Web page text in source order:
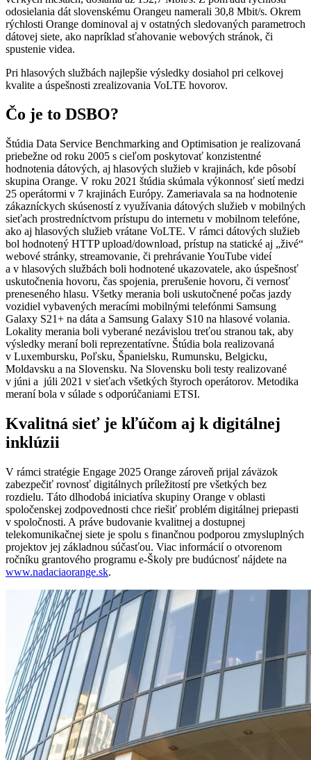
odosielania dát slovenskému Orangeu namerali 30,8 Mbit/s. Okrem
rýchlosti Orange dominoval aj v ostatných sledovaných parametroch
dátovej siete, ako napríklad sťahovanie webových stránok, či
spustenie videa.
Pri hlasových službách najlepšie výsledky dosiahol pri celkovej
kvalite a úspešnosti zrealizovania VoLTE hovorov.
Čo je to DSBO?
Štúdia Data Service Benchmarking and Optimisation je realizovaná
priebežne od roku 2005 s cieľom poskytovať konzistentné
hodnotenia dátových, aj hlasových služieb v krajinách, kde pôsobí
skupina Orange. V roku 2021 štúdia skúmala výkonnosť sietí medzi
25 operátormi v 7 krajinách Európy. Zameriavala sa na hodnotenie
zákazníckych skúseností z využívania dátových služieb v mobilných
sieťach prostredníctvom prístupu do internetu v mobilnom telefóne,
ako aj hlasových služieb vrátane VoLTE. V rámci dátových služieb
bol hodnotený HTTP upload/download, prístup na statické aj „živé“
webové stránky, streamovanie, či prehrávanie YouTube videí
a v hlasových službách boli hodnotené ukazovatele, ako úspešnosť
uskutočnenia hovoru, čas spojenia, prerušenie hovoru, či vernosť
preneseného hlasu. Všetky merania boli uskutočnené počas jazdy
vozidiel vybavených meracími mobilnými telefónmi Samsung
Galaxy S21+ na dáta a Samsung Galaxy S10 na hlasové volania.
Lokality merania boli vyberané nezávislou treťou stranou tak, aby
výsledky meraní boli reprezentatívne. Štúdia bola realizovaná
v Luxembursku, Poľsku, Španielsku, Rumunsku, Belgicku,
Moldavsku a na Slovensku. Na Slovensku boli testy realizované
v júni a júli 2021 v sieťach všetkých štyroch operátorov. Metodika
meraní bola v súlade s odporúčaniami ETSI.
Kvalitná sieť je kľúčom aj k digitálnej
inklúzii
V rámci stratégie Engage 2025 Orange zároveň prijal záväzok
zabezpečiť rovnosť digitálnych príležitostí pre všetkých bez
rozdielu. Táto dlhodobá iniciatíva skupiny Orange v oblasti
spoločenskej zodpovednosti chce riešiť problém digitálnej priepasti
v spoločnosti. A práve budovanie kvalitnej a dostupnej
telekomunikačnej siete je spolu s finančnou podporou zmysluplných
projektov jej základnou súčasťou. Viac informácií o otvorenom
ročníku grantového programu e-Školy pre budúcnosť nájdete na
www.nadaciaorange.sk.